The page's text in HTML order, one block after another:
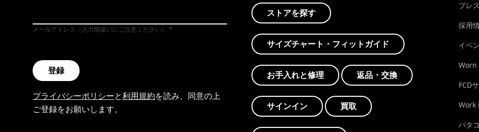
メールアドレス（入力間違いにご注意ください）
登録
プライバシーポリシーと利用規約を読み、同意の上
ご登録をお願いします。
ストアを探す
サイズチャート・フィットガイド
お手入れと修理 返品・交換
サインイン 買取
プレ
採用
イベ
Worn
FCD
Work
パタ